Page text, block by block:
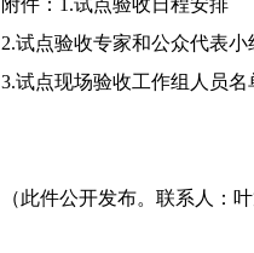
附件： 1.试点验收日程安排
2.试点验收专家和公众代表
3.试点现场验收工作组 人员名
（此件公开发布。 联系人：